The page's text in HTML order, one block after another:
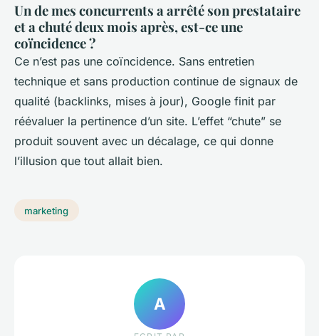
Un de mes concurrents a arrêté son prestataire
et a chuté deux mois après, est-ce une
coïncidence ?
Ce n’est pas une coïncidence. Sans entretien
technique et sans production continue de signaux de
qualité (backlinks, mises à jour), Google finit par
réévaluer la pertinence d’un site. L’effet “chute” se
produit souvent avec un décalage, ce qui donne
l’illusion que tout allait bien.
marketing
A